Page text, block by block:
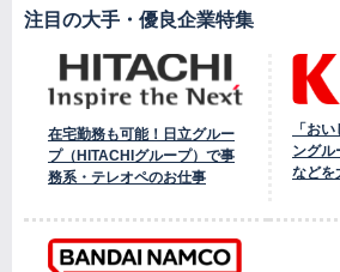
注目の大手・優良企業特集
在宅勤務も可能！日立グルー
プ（HITACHIグループ）で事
務系・テレオペのお仕事
「お
ングル
などを